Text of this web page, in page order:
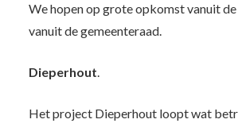
We hopen op grote opkomst vanuit
vanuit de gemeenteraad.
Dieperhout.
Het project Dieperhout loopt wat